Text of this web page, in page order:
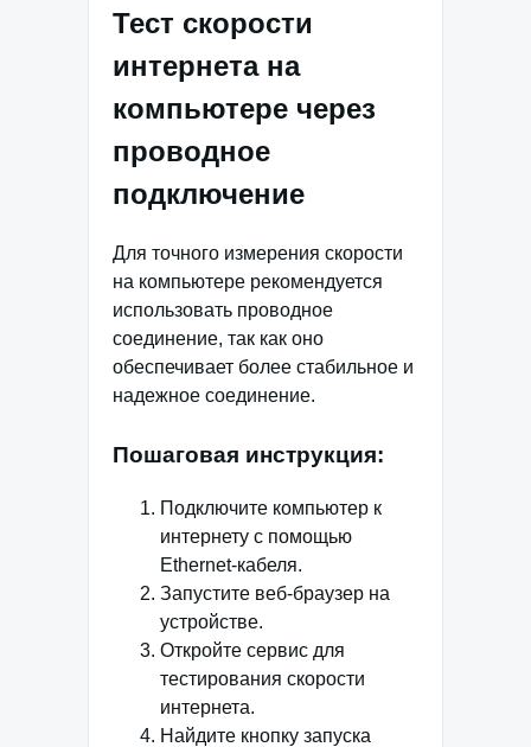
Тест скорости
интернета на
компьютере через
проводное
подключение
Для точного измерения скорости
на компьютере рекомендуется
использовать проводное
соединение, так как оно
обеспечивает более стабильное и
надежное соединение.
Пошаговая инструкция:
Подключите компьютер к
интернету с помощью
Ethernet-кабеля.
Запустите веб-браузер на
устройстве.
Откройте сервис для
тестирования скорости
интернета.
Найдите кнопку запуска